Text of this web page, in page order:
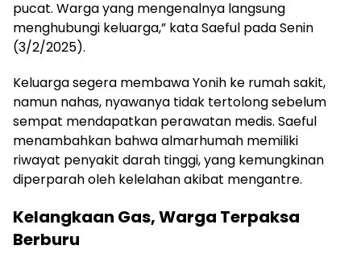
pucat. Warga yang mengenalnya langsung
menghubungi keluarga,” kata Saeful pada Senin
(3/2/2025).
Keluarga segera membawa Yonih ke rumah sakit,
namun nahas, nyawanya tidak tertolong sebelum
sempat mendapatkan perawatan medis. Saeful
menambahkan bahwa almarhumah memiliki
riwayat penyakit darah tinggi, yang kemungkinan
diperparah oleh kelelahan akibat mengantre.
Kelangkaan Gas, Warga Terpaksa
Berburu